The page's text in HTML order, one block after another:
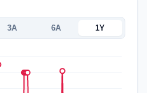
3A 6A 1Y